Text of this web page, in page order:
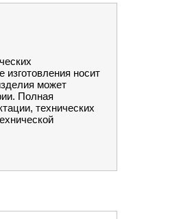
изготовления носит
может
Полная
технических